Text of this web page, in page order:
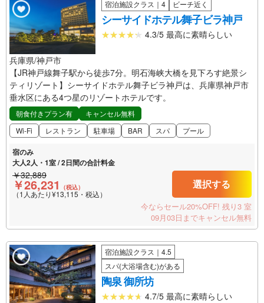
宿泊施設クラス｜4 ビーチ近く
シーサイドホテル舞子ビラ神戸
4.3/5 最高に素晴らしい
兵庫県/神戸市
【JR神戸線舞子駅から徒歩7分。明石海峡大橋を見下ろす絶景シ
ティリゾート】シーサイドホテル舞子ビラ神戸は、兵庫県神戸市
垂水区にある4つ星のリゾートホテルです。
朝食付きプラン有
キャンセル無料
Wi-Fi
レストラン 駐車場 BAR スパ プール
宿のみ
大人2人・1室 / 2日間の合計料金
￥32,889
￥26,231 （税込）
（1人あたり¥13,115・税込）
選択する
今ならセール20%OFF! 残り3 室
09月03日までキャンセル無料
宿泊施設クラス｜4.5
スパ(大浴場含む)がある
陶泉 御所坊
4.7/5 最高に素晴らしい